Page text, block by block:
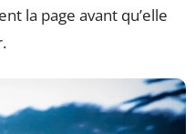
la page avant qu’elle